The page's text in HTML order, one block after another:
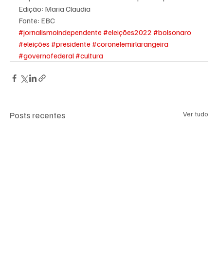
Edição: Maria Claudia
Fonte: EBC
#jornalismoindependente #eleições2022 #bolsonaro
#eleições #presidente #coronelemirlarangeira
#governofederal #cultura
Posts recentes Ver tudo